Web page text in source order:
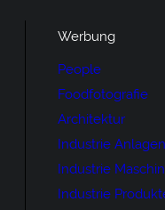
Werbung
People
Foodfotografie
Architektur
Industrie Anlagen
Industrie
Industrie